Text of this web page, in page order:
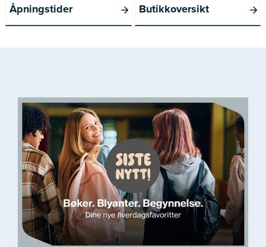
Åpningstider Butikkoversikt